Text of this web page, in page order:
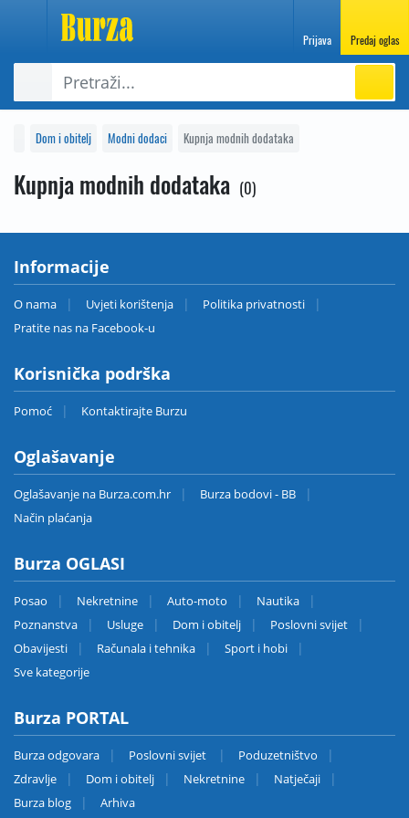
Prijava Predaj oglas
Dom i obitelj Modni dodaci Kupnja modnih dodataka
Kupnja modnih dodataka 0
Informacije
O nama Uvjeti korištenja
Politika privatnosti
Pratite nas na Facebook-u
Korisnička podrška
Pomoć Kontaktirajte Burzu
Oglašavanje
Oglašavanje na Burza.com.hr
Burza bodovi - BB
Način plaćanja
Burza OGLASI
Posao Nekretnine Auto-moto
Nautika
Poznanstva
Usluge Dom i obitelj
Poslovni svijet
Obavijesti
Računala i tehnika
Sport i hobi
Sve kategorije
Burza PORTAL
Burza odgovara Poslovni svijet
Poduzetništvo
Zdravlje
Dom i obitelj Nekretnine
Natječaji
Burza blog
Arhiva